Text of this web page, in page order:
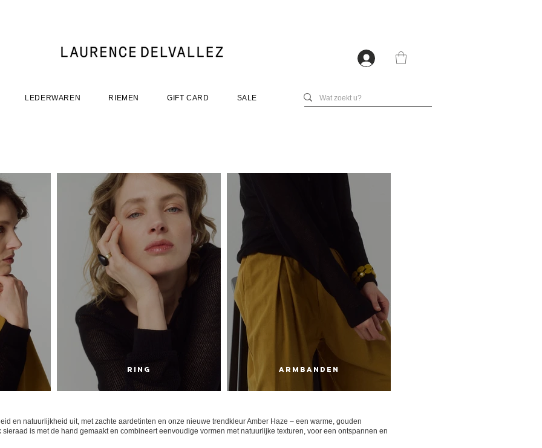
LEDERWAREN RIEMEN GIFT CARD SALE
Ring ARMBANDEN
en natuurlijkheid uit, met zachte aardetinten en onze nieuwe trendkleur Amber Haze – een warme, gouden
is met de hand gemaakt en combineert eenvoudige vormen met natuurlijke texturen, voor een ontspannen en